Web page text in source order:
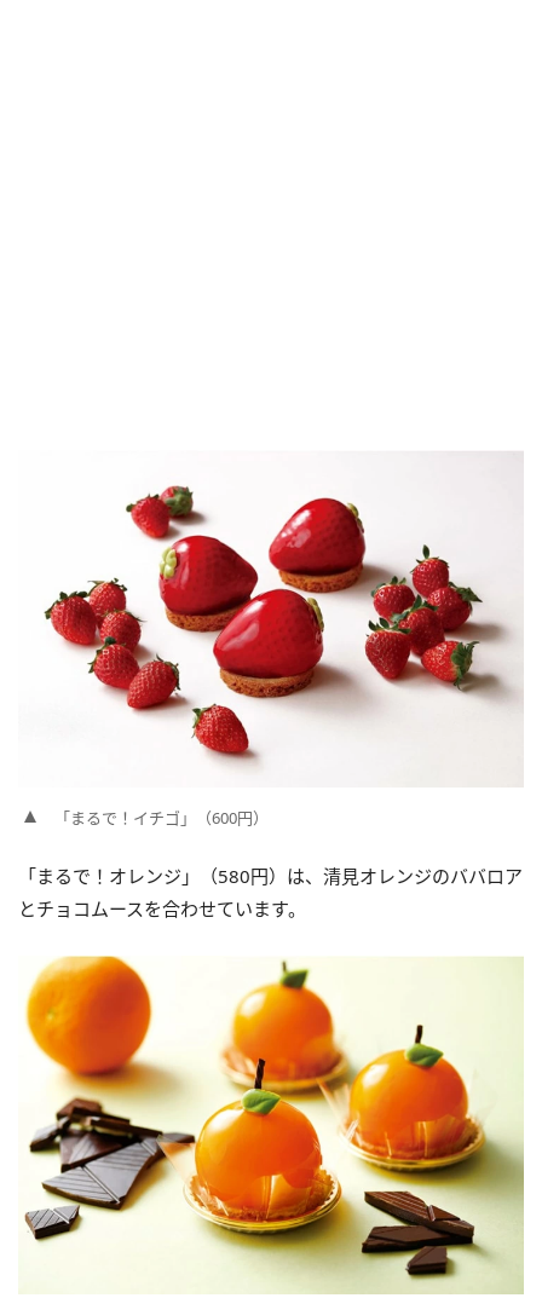
「まるで！イチゴ」（600円）
「まるで！オレンジ」（580円）は、清見オレンジのババロア
とチョコムースを合わせています。